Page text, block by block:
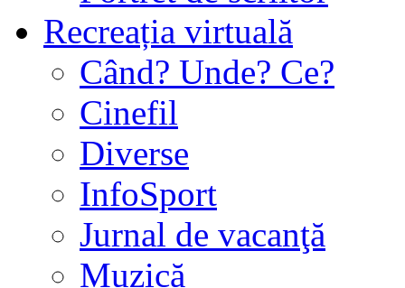
Recreația virtuală
Când? Unde? Ce?
Cinefil
Diverse
InfoSport
Jurnal de vacanţă
Muzică